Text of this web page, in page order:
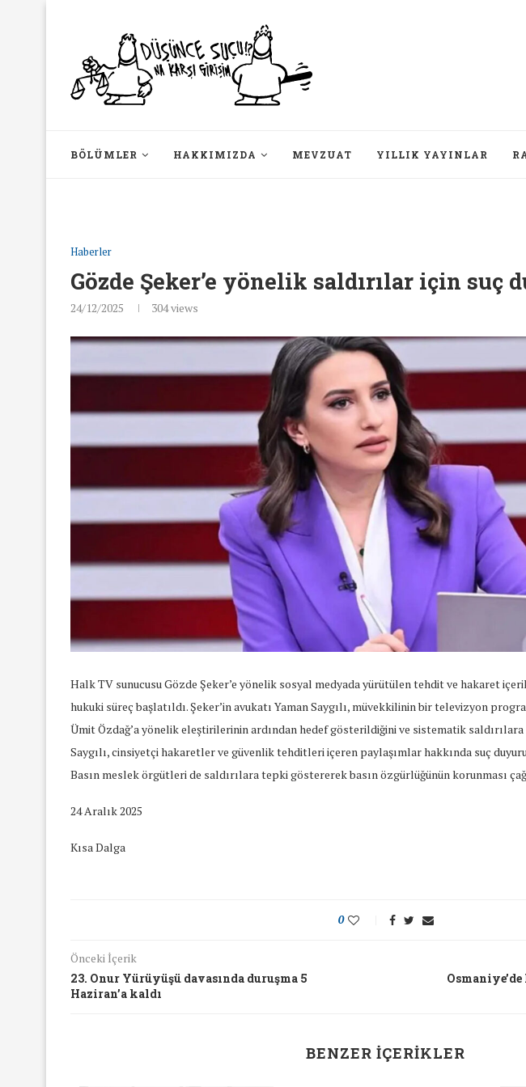
BÖLÜMLER HAKKIMIZDA MEVZUAT YILLIK YAYINLAR
Haberler
Gözde Şeker’e yönelik saldırılar için suç
24/12/2025 304views
Halk TV sunucusu Gözde Şeker’e yönelik sosyal medyada yürütülen tehdit ve hakaret
hukuki süreç başlatıldı. Şeker’in avukatı Yaman Saygılı, müvekkilinin bir televizyon
Ümit Özdağ’a yönelik eleştirilerinin ardından hedef gösterildiğini ve sistematik saldırılara
Saygılı, cinsiyetçi hakaretler ve güvenlik tehditleri içeren paylaşımlar hakkında suç
Basın meslek örgütleri de saldırılara tepki göstererek basın özgürlüğünün korunması
24 Aralık 2025
Kısa Dalga
0
Önceki İçerik
23. Onur Yürüyüşü davasında duruşma 5
Haziran’a kaldı
BENZER İÇERIKLER
Mart Ayında Nefret Söylemi